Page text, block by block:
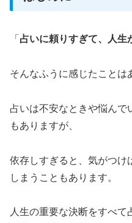
「 占いに頼りすぎて、人
そんなふうに感じたことは
占いは不安なときや悩んで
もありますが、
依存しすぎると、気がつけ
しまうこともあります。
人生の重要な決断をすべ